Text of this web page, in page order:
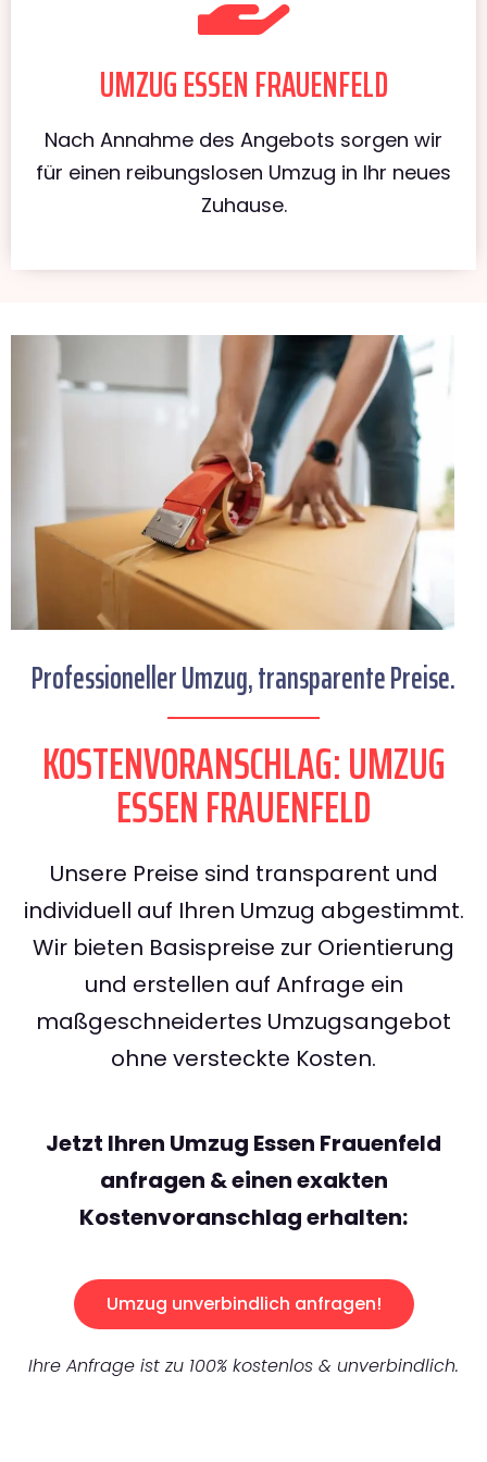
UMZUG ESSEN FRAUENFELD
Nach Annahme des Angebots sorgen wir
für einen reibungslosen Umzug in Ihr neues
Zuhause.
Professioneller Umzug, transparente Preise.
KOSTENVORANSCHLAG: UMZUG
ESSEN FRAUENFELD
Unsere Preise sind transparent und
individuell auf Ihren Umzug abgestimmt.
Wir bieten Basispreise zur Orientierung
und erstellen auf Anfrage ein
maßgeschneidertes Umzugsangebot
ohne versteckte Kosten.
Jetzt Ihren Umzug Essen Frauenfeld
anfragen & einen exakten
Kostenvoranschlag erhalten:
Umzug unverbindlich anfragen!
Ihre Anfrage ist zu 100% kostenlos & unverbindlich.